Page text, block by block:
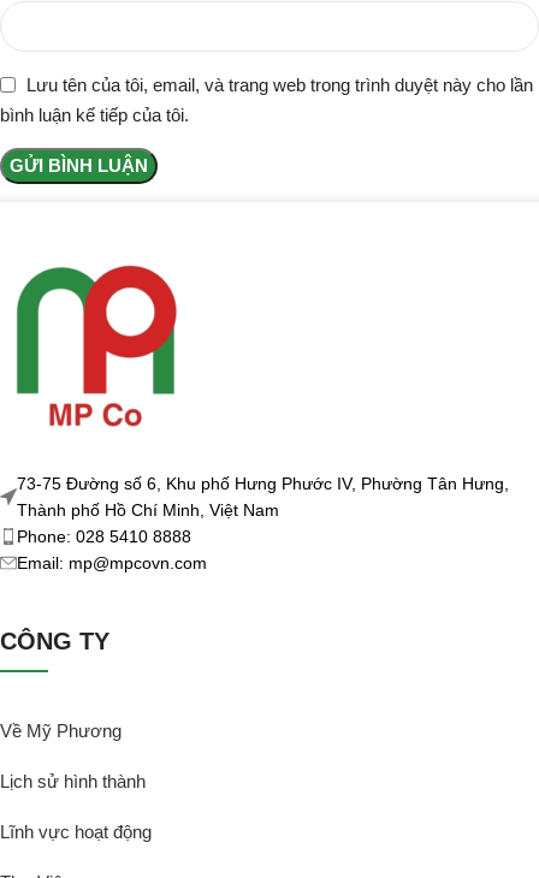
Lưu tên của tôi, email, và trang web trong trình duyệt này cho lần
bình luận kế tiếp của tôi.
73-75 Đường số 6, Khu phố Hưng Phước IV, Phường Tân Hưng,
Thành phố Hồ Chí Minh, Việt Nam
Phone: 028 5410 8888
Email: mp@mpcovn.com
CÔNG TY
Về Mỹ Phương
Lịch sử hình thành
Lĩnh vực hoạt động